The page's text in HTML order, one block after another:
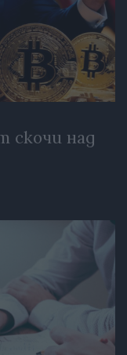
скочи над